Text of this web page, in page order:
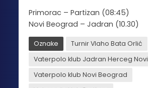
Primorac – Partizan (08:45)
Novi Beograd – Jadran (10.30)
Oznake
Turnir Vlaho Bata Orlić
Vaterpolo klub Jadran Herceg Novi
Vaterpolo klub Novi Beograd